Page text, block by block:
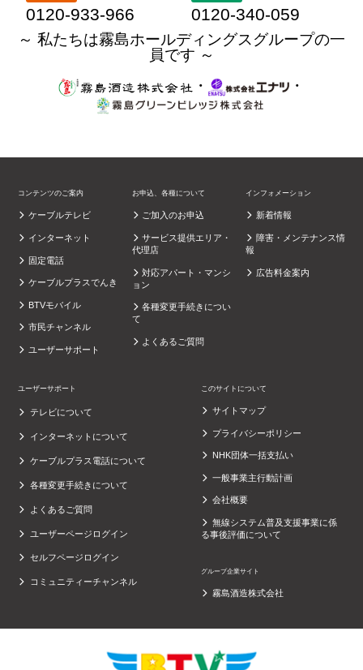
0120-933-966 0120-340-059
～ 私たちは霧島ホールディングスグループの一
員です ～
・
・
コンテンツのご案内
ケーブルテレビ
インターネット
固定電話
ケーブルプラスでんき
BTVモバイル
市民チャンネル
ユーザーサポート
お申込、各種について
ご加入のお申込
サービス提供エリア・
代理店
対応アパート・マンシ
ョン
各種変更手続きについ
て
よくあるご質問
インフォメーション
新着情報
障害・メンテナンス情
報
広告料金案内
ユーザーサポート
テレビについて
インターネットについて
ケーブルプラス電話について
各種変更手続きについて
よくあるご質問
ユーザーページログイン
セルフページログイン
コミュニティーチャンネル
このサイトについて
サイトマップ
プライバシーポリシー
NHK団体一括支払い
一般事業主行動計画
会社概要
無線システム普及支援事業に係
る事後評価について
グループ企業サイト
霧島酒造株式会社